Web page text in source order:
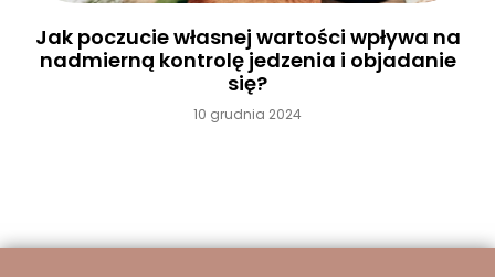
Jak poczucie własnej wartości wpływa na
nadmierną kontrolę jedzenia i objadanie
się?
10 grudnia 2024